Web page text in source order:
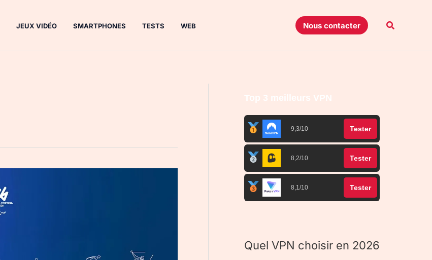
JEUX VIDÉO SMARTPHONES TESTS WEB Nous contacter
Top 3 meilleurs VPN
9,3/10 Tester
8,2/10 Tester
8,1/10 Tester
Quel VPN choisir en 2026